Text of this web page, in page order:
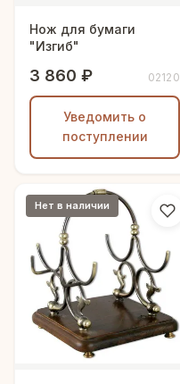
Нож для бумаги
"Изгиб"
3 860 ₽ 02120
Уведомить о
поступлении
Нет в наличии